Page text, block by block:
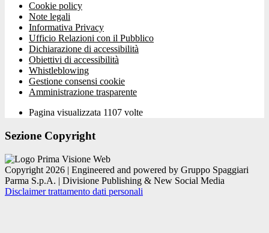
Cookie policy
Note legali
Informativa Privacy
Ufficio Relazioni con il Pubblico
Dichiarazione di accessibilità
Obiettivi di accessibilità
Whistleblowing
Gestione consensi cookie
Amministrazione trasparente
Pagina visualizzata 1107 volte
Sezione Copyright
Copyright 2026 | Engineered and powered by Gruppo Spaggiari
Parma S.p.A. | Divisione Publishing & New Social Media
Disclaimer trattamento dati personali